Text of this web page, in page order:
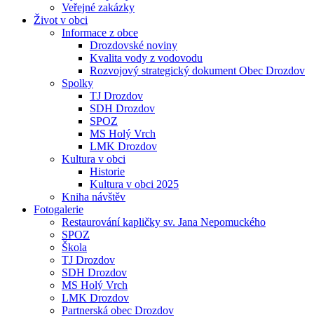
Veřejné zakázky
Život v obci
Informace z obce
Drozdovské noviny
Kvalita vody z vodovodu
Rozvojový strategický dokument Obec Drozdov
Spolky
TJ Drozdov
SDH Drozdov
SPOZ
MS Holý Vrch
LMK Drozdov
Kultura v obci
Historie
Kultura v obci 2025
Kniha návštěv
Fotogalerie
Restaurování kapličky sv. Jana Nepomuckého
SPOZ
Škola
TJ Drozdov
SDH Drozdov
MS Holý Vrch
LMK Drozdov
Partnerská obec Drozdov